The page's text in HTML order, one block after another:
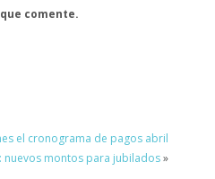
comente.
el cronograma de pagos abril
nuevos montos para jubilados»